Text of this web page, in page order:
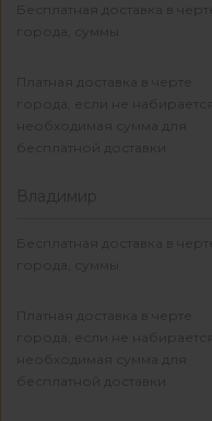
Бесплатная доставка в черте
города, суммы
Платная доставка в черте
города, если не набирается
необходимая сумма для
бесплатной доставки
Владимир
Бесплатная доставка в черте
города, суммы
Платная доставка в черте
города, если не набирается
необходимая сумма для
бесплатной доставки